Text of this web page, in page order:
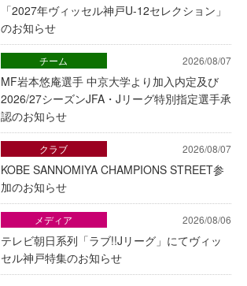
「2027年ヴィッセル神戸U-12セレクション」
のお知らせ
2026/08/07
MF岩本悠庵選手 中京大学より加入内定及び
2026/27シーズンJFA・Jリーグ特別指定選手承
認のお知らせ
チーム
2026/08/07
KOBE SANNOMIYA CHAMPIONS STREET参
加のお知らせ
クラブ
2026/08/06
テレビ朝日系列「ラブ!!Jリーグ」にてヴィッ
セル神戸特集のお知らせ
メディア